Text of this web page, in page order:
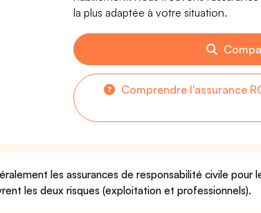
la plus adaptée à votre situation.
Comprendre l'assurance
les assurances de responsabilité civile
les deux risques (exploitation et professionnels).